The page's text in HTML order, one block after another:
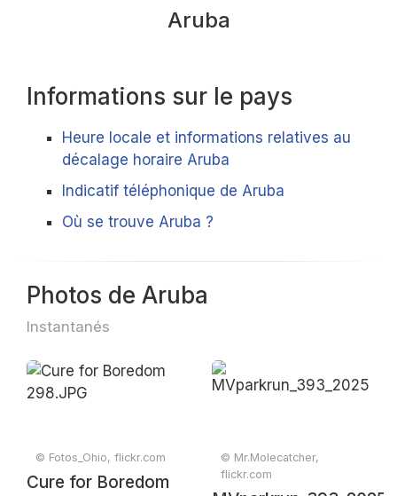
Aruba
Informations sur le pays
Heure locale et informations relatives au
décalage horaire Aruba
Indicatif téléphonique de Aruba
Où se trouve Aruba ?
Photos de Aruba
Instantanés
© Fotos_Ohio, flickr.com
Cure for Boredom
© Mr.Molecatcher,
flickr.com